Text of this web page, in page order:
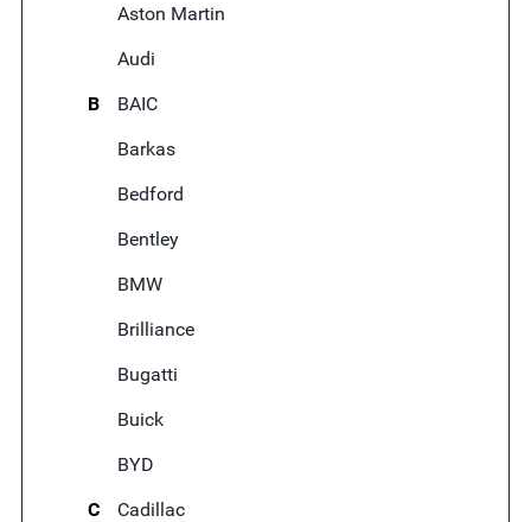
Aston Martin
Audi
B
BAIC
Barkas
Bedford
Bentley
BMW
Brilliance
Bugatti
Buick
BYD
C
Cadillac